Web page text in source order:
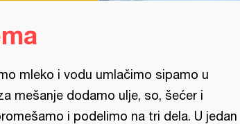
mleko i vodu umlačimo sipamo u
mešanje dodamo ulje, so, šećer i
i podelimo na tri dela. U jedan